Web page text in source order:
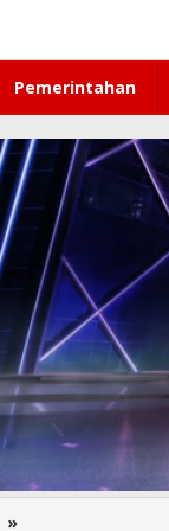
Pemerintahan
»